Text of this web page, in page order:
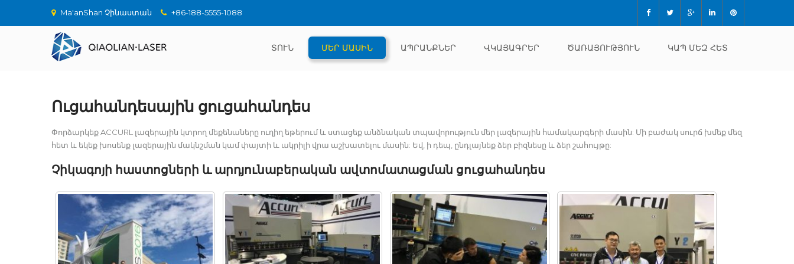
Ma'anShan Չինաստան +86-188-5555-1088
ՏՈՒՆ ՄԵՐ ՄԱՍԻՆ ԱՊՐԱՆՔՆԵՐ ՎԿԱՅԱԳՐԵՐ ԾԱՌԱՅՈՒԹՅՈՒՆ ԿԱՊ ՄԵԶ ՀԵՏ
Ուցահանդեսային ցուցահանդես
Փորձարկեք ACCURL լազերային կտրող մեքենաները ուղիղ եթերում և ստացեք անձնական տպավորություն մեր լազերային համակարգերի մասին: Մի բաժակ սուրճ խմեք մեզ
հետ և եկեք խոսենք լազերային մակնշման կամ փայտի և ակրիլի վրա աշխատելու մասին: Եվ, ի դեպ, ընդլայնեք ձեր բիզնեսը և ձեր շահույթը:
Չիկագոյի հաստոցների և արդյունաբերական ավտոմատացման ցուցահանդես